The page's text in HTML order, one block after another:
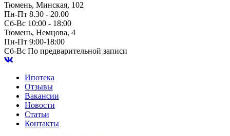
Тюмень, Минская, 102
Пн-Пт 8.30 - 20.00
Сб-Вс 10:00 - 18:00
Тюмень, Немцова, 4
Пн-Пт 9:00-18:00
Сб-Вс По предварительной записи
Ипотека
Отзывы
Вакансии
Новости
Статьи
Контакты